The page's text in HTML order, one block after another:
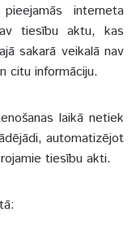
interneta
tiesību aktu, kas
sakarā veikalā nav
citu informāciju.
laikā netiek
automatizējot
tiesību akti.